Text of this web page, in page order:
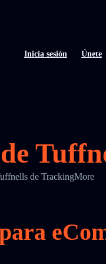
Inicia sesión Únete
de TrackingMore